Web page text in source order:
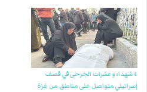
4 شهداء وعشرات الجرحى في قصف
إسرائيلي متواصل على مناطق من غزة